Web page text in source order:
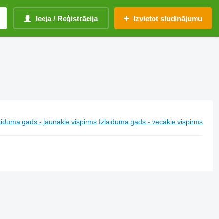
Ieeja / Reģistrācija Izvietot sludinājumu
gads - jaunākie vispirms Izlaiduma gads - vecākie vispirms